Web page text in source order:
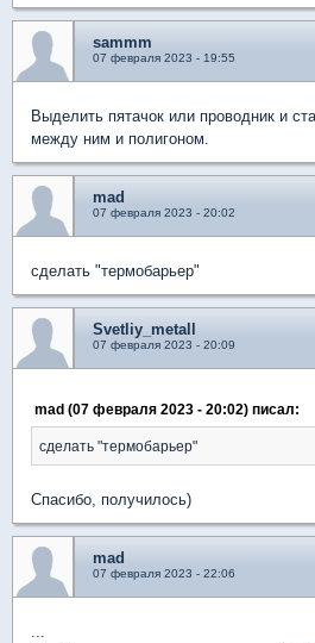
sammm
07 февраля 2023 - 19:55
Выделить пятачок или проводник и
между ним и полигоном.
mad
07 февраля 2023 - 20:02
сделать "термобарьер"
Svetliy_metall
07 февраля 2023 - 20:09
mad (07 февраля 2023 - 20:02) писал:
сделать "термобарьер"
Спасибо, получилось)
mad
07 февраля 2023 - 22:06
...